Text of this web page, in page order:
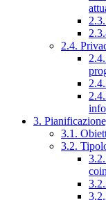
2.4.
3.
3.1.
3.2.